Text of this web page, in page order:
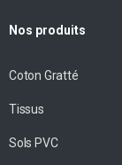
Nos produits
Coton Gratté
Tissus
Sols PVC